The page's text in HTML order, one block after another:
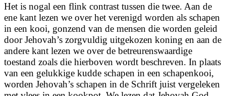
Het is nogal een flink contrast tussen die twee. Aan de
ene kant lezen we over het verenigd worden als schapen
in een kooi, gonzend van de mensen die worden geleid
door Jehovah’s zorgvuldig uitgekozen koning en aan de
andere kant lezen we over de betreurenswaardige
toestand zoals die hierboven wordt beschreven. In plaats
van een gelukkige kudde schapen in een schapenkooi,
worden Jehovah’s schapen in de Schrift juist vergeleken